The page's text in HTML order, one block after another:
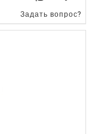
Задать вопрос?